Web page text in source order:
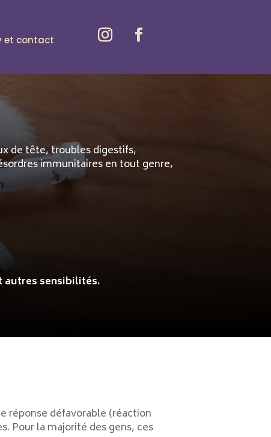
et contact
de tête, troubles digestifs,
immunitaires en tout genre,
autres sensibilités.
réponse défavorable (réaction
Pour la majorité des gens, ces